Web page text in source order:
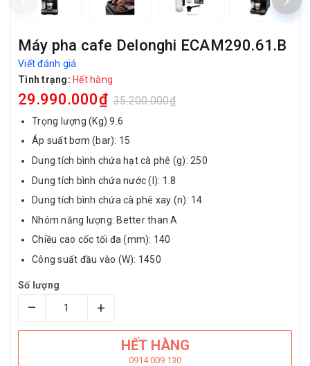
Máy pha cafe Delonghi ECAM290.61.B
Viết đánh giá
Tình trạng: Hết hàng
29.990.000₫ 35.200.000₫
Trọng lượng (Kg) 9.6
Áp suất bơm (bar): 15
Dung tích bình chứa hạt cà phê (g): 250
Dung tích bình chứa nước (l): 1.8
Dung tích bình chứa cà phê xay (n): 14
Nhóm năng lượng: Better than A
Chiều cao cốc tối đa (mm): 140
Công suất đầu vào (W): 1450
Số lượng
– +
HẾT HÀNG
0914 009 130